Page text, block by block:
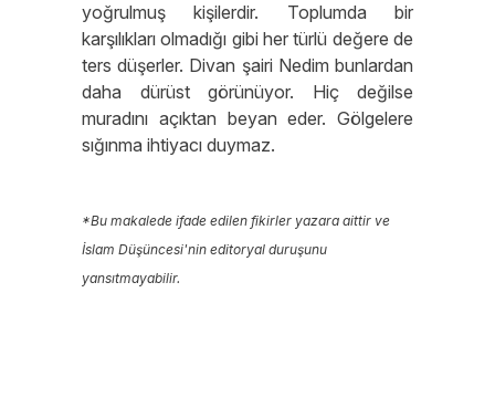
yoğrulmuş kişilerdir. Toplumda bir
karşılıkları olmadığı gibi her türlü değere de
ters düşerler. Divan şairi Nedim bunlardan
daha dürüst görünüyor. Hiç değilse
muradını açıktan beyan eder. Gölgelere
sığınma ihtiyacı duymaz.
*Bu makalede ifade edilen fikirler yazara aittir ve
İslam Düşüncesi'nin editoryal duruşunu
yansıtmayabilir.